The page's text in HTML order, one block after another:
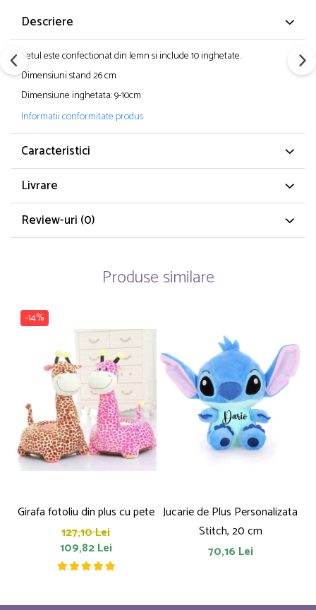
Descriere
Setul este confectionat din lemn si include 10 inghetate.
Dimensiuni stand 26 cm
Dimensiune inghetata: 9-10cm
Informatii conformitate produs
Caracteristici
Livrare
Review-uri (0)
Produse similare
-14%
Girafa fotoliu din plus cu pete
127,10 Lei
109,82 Lei
Jucarie de Plus Personalizata
Stitch, 20 cm
70,16 Lei